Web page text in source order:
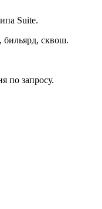
Suite.
бильярд, сквош.
по запросу.